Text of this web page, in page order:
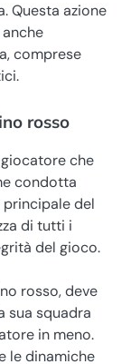
Questa azione
comprese
rosso
che
condotta
del
di tutti i
del gioco.
rosso, deve
sua squadra
in meno.
le dinamiche